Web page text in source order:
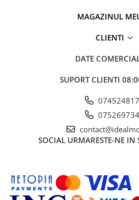
MAGAZINUL
CLIENTI
DATE
SUPORT CLIENTI
SOCIAL URMARESTE-NE